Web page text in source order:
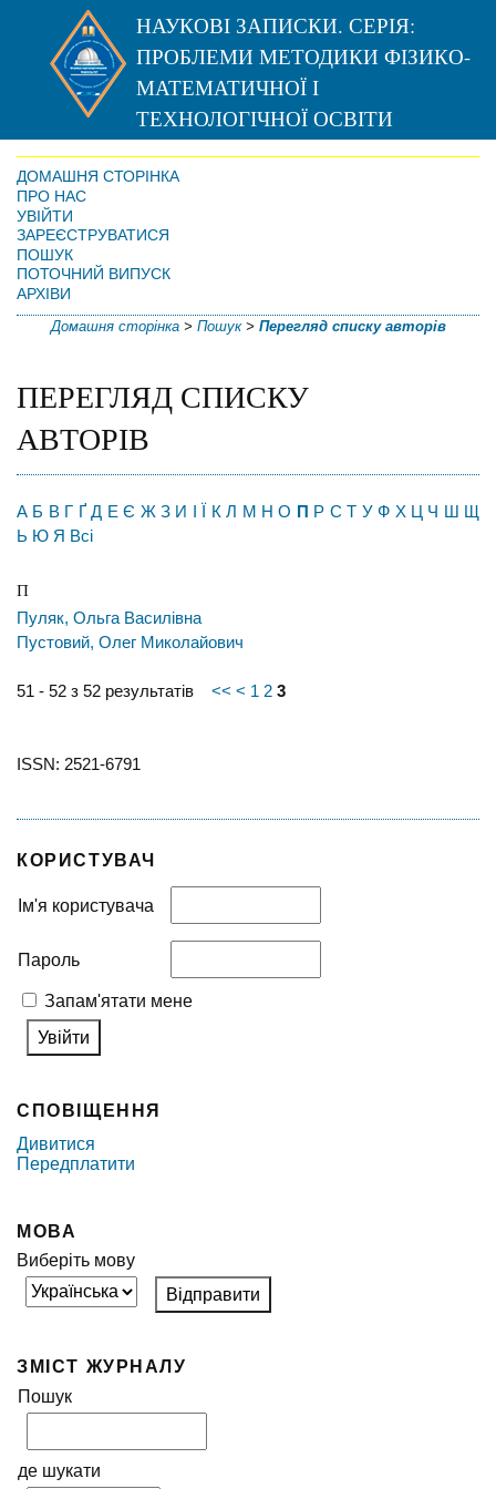
НАУКОВІ ЗАПИСКИ. СЕРІЯ:
ПРОБЛЕМИ МЕТОДИКИ ФІЗИКО-
МАТЕМАТИЧНОЇ І
ТЕХНОЛОГІЧНОЇ ОСВІТИ
КОРИСТУВАЧ
Ім'я користувача
Пароль
Запам'ятати мене
СПОВІЩЕННЯ
Дивитися
Передплатити
МОВА
Виберіть мову
ЗМІСТ ЖУРНАЛУ
Пошук
де шукати
ДОМАШНЯ СТОРІНКА
ПРО НАС
УВІЙТИ
ЗАРЕЄСТРУВАТИСЯ
ПОШУК
ПОТОЧНИЙ ВИПУСК
АРХІВИ
Домашня сторінка> Пошук> Перегляд списку авторів
ПЕРЕГЛЯД СПИСКУ
АВТОРІВ
А Б В Г Ґ Д Е Є Ж З И І Ї К Л М Н О П Р С Т У Ф Х Ц Ч Ш Щ
Ь Ю Я Всі
П
Пуляк, Ольга Василівна
Пустовий, Олег Миколайович
51 - 52 з 52 результатів << < 1 2 3
ISSN: 2521-6791